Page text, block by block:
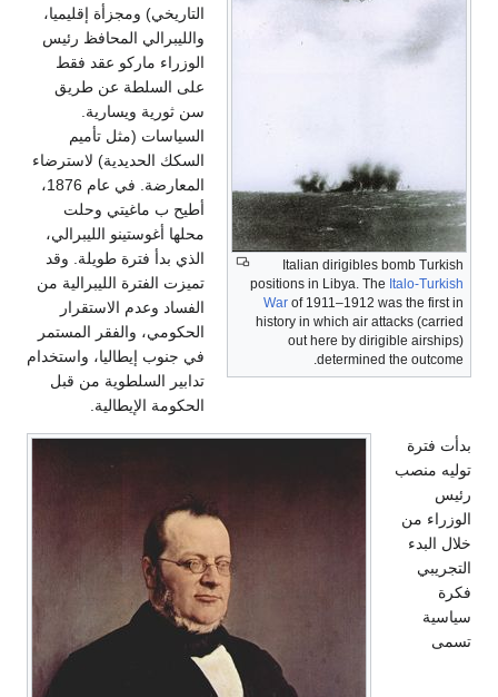
Italian dirigibles bomb Turkish
positions in Libya. The Italo-Turkish
War of 1911–1912 was the first in
history in which air attacks (carried
out here by dirigible airships)
determined the outcome.
التاريخي) ومجزأة إقليميا،
والليبرالي المحافظ رئيس
الوزراء ماركو عقد فقط
على السلطة عن طريق
سن ثورية ويسارية.
السياسات (مثل تأميم
السكك الحديدية) لاسترضاء
المعارضة. في عام 1876،
أطيح ب ماغيتي وحلت
محلها أغوستينو الليبرالي،
الذي بدأ فترة طويلة. وقد
تميزت الفترة الليبرالية من
الفساد وعدم الاستقرار
الحكومي، والفقر المستمر
في جنوب إيطاليا، واستخدام
تدابير السلطوية من قبل
الحكومة الإيطالية.
بدأت فترة
توليه منصب
رئيس
الوزراء من
خلال البدء
التجريبي
فكرة
سياسية
تسمى